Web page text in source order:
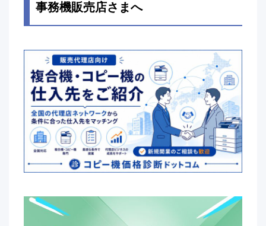
事務機販売店さまへ